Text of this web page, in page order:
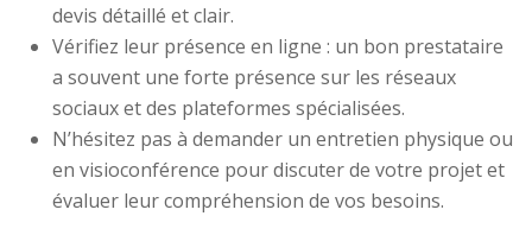
devis détaillé et clair.
Vérifiez leur présence en ligne : un bon prestataire
a souvent une forte présence sur les réseaux
sociaux et des plateformes spécialisées.
N’hésitez pas à demander un entretien physique ou
en visioconférence pour discuter de votre projet et
évaluer leur compréhension de vos besoins.